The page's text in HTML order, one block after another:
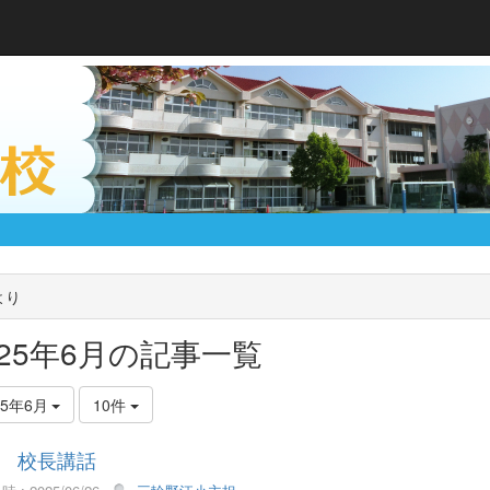
年6月の記事一覧
年6月 10件
校長講話